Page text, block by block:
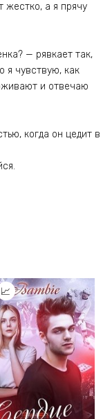
а я прячу
— рявкает так,
я чувствую, как
и отвечаю
когда он цедит в